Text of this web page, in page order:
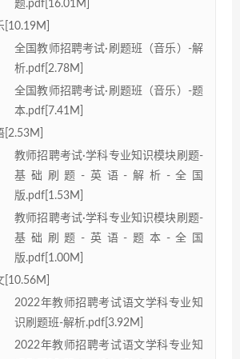
题.pdf[16.01M]
[10.19M]
全国教师招聘考试·刷题班（音乐）-解
析.pdf[2.78M]
全国教师招聘考试·刷题班（音乐）-题
本.pdf[7.41M]
[2.53M]
教师招聘考试·学科专业知识模块刷题-
基础刷题-英语-解析-全国
版.pdf[1.53M]
教师招聘考试·学科专业知识模块刷题-
基础刷题-英语-题本-全国
版.pdf[1.00M]
[10.56M]
2022年教师招聘考试语文学科专业知
识刷题班-解析.pdf[3.92M]
2022年教师招聘考试语文学科专业知